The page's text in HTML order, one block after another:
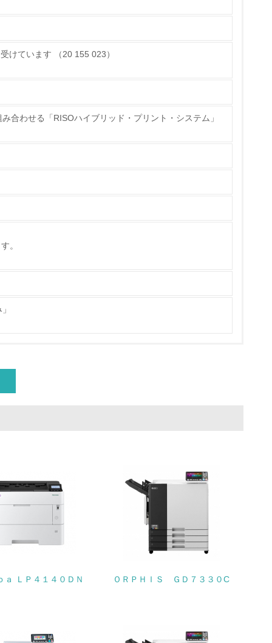
減の取り組みを行っている
減目標や計画を立てている
ル目標や計画を立てている
林、天然林保護、間伐＞、認証品の
けています （20 155 023）
合わせる「RISOハイブリッド・プリント・システム」
。
ａ ＬＰ４１４０ＤＮ ＯＲＰＨＩＳ ＧＤ７３３０C